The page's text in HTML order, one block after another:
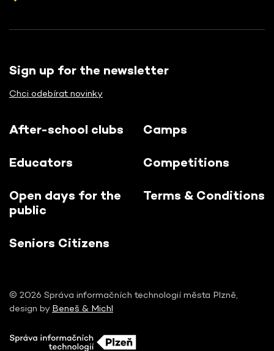
Sign up for the newsletter
Chci odebírat novinky
After-school clubs
Educators
Open days for the
public
Seniors Citizens
Camps
Competitions
Terms & Conditions
© 2026 Správa informačních technologií města Plzně,
design by Beneš & Michl